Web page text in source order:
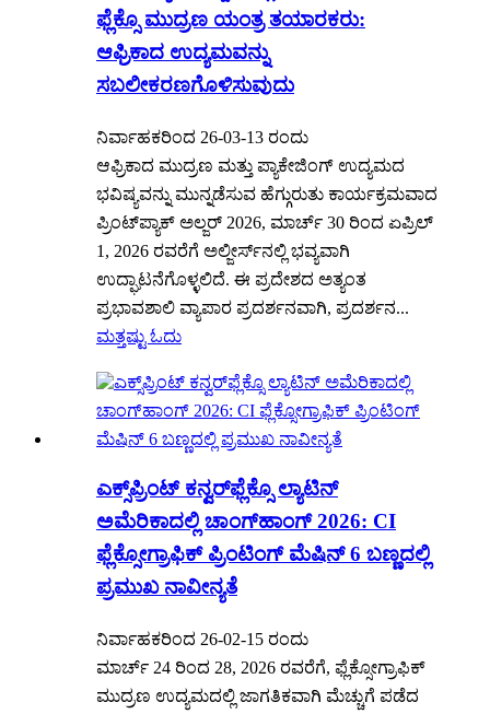
ಫ್ಲೆಕ್ಸೊ ಮುದ್ರಣ ಯಂತ್ರ ತಯಾರಕರು:
ಆಫ್ರಿಕಾದ ಉದ್ಯಮವನ್ನು
ಸಬಲೀಕರಣಗೊಳಿಸುವುದು
ನಿರ್ವಾಹಕರಿಂದ 26-03-13 ರಂದು
ಆಫ್ರಿಕಾದ ಮುದ್ರಣ ಮತ್ತು ಪ್ಯಾಕೇಜಿಂಗ್ ಉದ್ಯಮದ
ಭವಿಷ್ಯವನ್ನು ಮುನ್ನಡೆಸುವ ಹೆಗ್ಗುರುತು ಕಾರ್ಯಕ್ರಮವಾದ
ಪ್ರಿಂಟ್‌ಪ್ಯಾಕ್ ಅಲ್ಜರ್ 2026, ಮಾರ್ಚ್ 30 ರಿಂದ ಏಪ್ರಿಲ್
1, 2026 ರವರೆಗೆ ಅಲ್ಜೀರ್ಸ್‌ನಲ್ಲಿ ಭವ್ಯವಾಗಿ
ಉದ್ಘಾಟನೆಗೊಳ್ಳಲಿದೆ. ಈ ಪ್ರದೇಶದ ಅತ್ಯಂತ
ಪ್ರಭಾವಶಾಲಿ ವ್ಯಾಪಾರ ಪ್ರದರ್ಶನವಾಗಿ, ಪ್ರದರ್ಶನ...
ಮತ್ತಷ್ಟು ಓದು
ಎಕ್ಸ್‌ಪ್ರಿಂಟ್ ಕನ್ವರ್‌ಫ್ಲೆಕ್ಸೊ ಲ್ಯಾಟಿನ್
ಅಮೆರಿಕಾದಲ್ಲಿ ಚಾಂಗ್‌ಹಾಂಗ್ 2026: CI
ಫ್ಲೆಕ್ಸೋಗ್ರಾಫಿಕ್ ಪ್ರಿಂಟಿಂಗ್ ಮೆಷಿನ್ 6 ಬಣ್ಣದಲ್ಲಿ
ಪ್ರಮುಖ ನಾವೀನ್ಯತೆ
ನಿರ್ವಾಹಕರಿಂದ 26-02-15 ರಂದು
ಮಾರ್ಚ್ 24 ರಿಂದ 28, 2026 ರವರೆಗೆ, ಫ್ಲೆಕ್ಸೋಗ್ರಾಫಿಕ್
ಮುದ್ರಣ ಉದ್ಯಮದಲ್ಲಿ ಜಾಗತಿಕವಾಗಿ ಮೆಚ್ಚುಗೆ ಪಡೆದ